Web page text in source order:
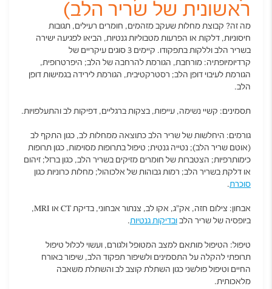
ראשונית של שריר הלב)
מה זה? קבוצת מחלות שעקב מזהמים, חומרים רעילים, תגובות
חיסוניות, דלקות או הפרעות מטבוליות גנטיות, הביאו לפגיעה ישירה
בשריר הלב וללקות בתפקודו. קיימים 3 סוגים עיקריים של
קרדיומיופתיה: מורחבת, הגורמת להרחבה של הלב; היפרטרופית,
הגורמת לעיבוי דופן הלב; רסטרקטיבית, הגורמת לירידה בגמישות דופן
הלב.
תסמינים: קשיי נשימה, עייפות, בצקות ברגליים, דפיקות לב והתעלפויות.
גורמים: היחלשות של שריר הלב כתוצאה ממחלות לב, כגון התקף לב
(אוטם שריר הלב); נטייה גנטית; טיפול בתרופות מסוימות, כגון תרופות
כימותרפיות; הצטברות של חומרים מזיקים בשריר הלב, כגון ברזל; זיהום
או דלקת בשריר הלב; רמות גבוהות של אלכוהול; מחלות כרוניות כגון
סוכרת.
אבחון: צילום חזה, אק"ג, אקו לב, צנתור אבחוני, בדיקת CT או MRI,
ביופסיה של שריר הלבובדיקות גנטיות.
טיפול: הטיפול מותאם למצב המטופל ולגורם, ועשוי לכלול טיפול
תרופתי להקלה על התסמינים ולשיפור תפקוד הלב, שיפור באורח
החיים וטיפול פולשני כגון השתלת קוצב לב והשתלת משאבה
מלאכותית.